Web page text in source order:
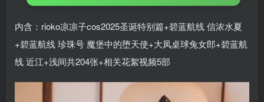
内含：rioko凉凉子cos2025圣诞特别篇+碧蓝航线 信浓水夏
+碧蓝航线 珍珠号 魔堡中的堕天使+大凤桌球兔女郎+碧蓝航
线 近江+浅间共204张+相关花絮视频5部